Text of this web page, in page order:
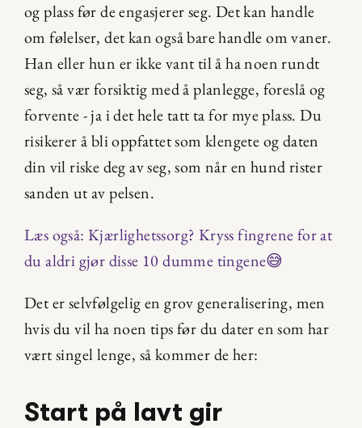
og plass før de engasjerer seg. Det kan handle
om følelser, det kan også bare handle om vaner.
Han eller hun er ikke vant til å ha noen rundt
seg, så vær forsiktig med å planlegge, foreslå og
forvente - ja i det hele tatt ta for mye plass. Du
risikerer å bli oppfattet som klengete og daten
din vil riske deg av seg, som når en hund rister
sanden ut av pelsen.
Læs også: Kjærlighetssorg? Kryss fingrene for at
du aldri gjør disse 10 dumme tingene😅
Det er selvfølgelig en grov generalisering, men
hvis du vil ha noen tips før du dater en som har
vært singel lenge, så kommer de her:
Start på lavt gir